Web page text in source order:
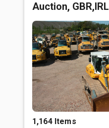
Auction, GBR,IRL
1,164 Items